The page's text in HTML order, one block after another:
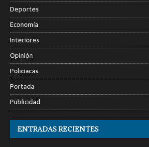
Deportes
Economía
Interiores
Opinión
Policiacas
Portada
Publicidad
ENTRADAS RECIENTES